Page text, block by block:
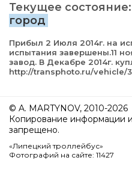
Текущее состояние:
город
Прибыл 2 Июля 2014г. на
испытания завершены.11
завод. В Декабре 2014г.
http://transphoto.ru/vehicle/
© A. MARTYNOV, 2010-2026
Копирование информации
запрещено.
«Липецкий троллейбус»
Фотографий на сайте: 11427